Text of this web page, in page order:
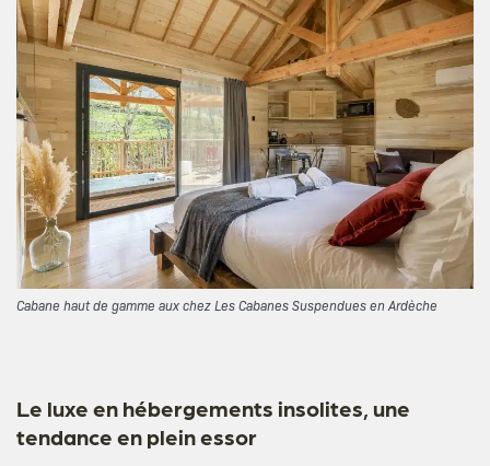
Cabane haut de gamme aux chez Les Cabanes Suspendues en Ardèche
Le luxe en hébergements insolites, une
tendance en plein essor